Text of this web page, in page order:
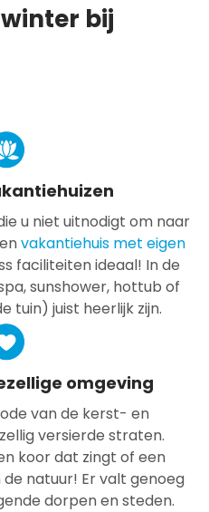
bij
u niet uitnodigt om naar
vakantiehuis met eigen
faciliteiten ideaal! In de
sunshower, hottub of
tuin) juist heerlijk zijn.
omgeving
van de kerst- en
versierde straten.
koor dat zingt of een
natuur! Er valt genoeg
dorpen en steden.